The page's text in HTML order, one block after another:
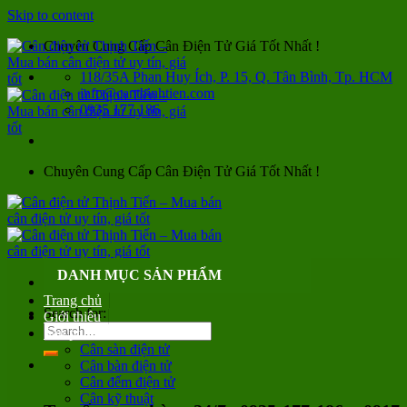
Skip to content
Chuyên Cung Cấp Cân Điện Tử Giá Tốt Nhất !
118/35A Phan Huy Ích, P. 15, Q. Tân Bình, Tp. HCM
info@canthinhtien.com
0935 177 186
Chuyên Cung Cấp Cân Điện Tử Giá Tốt Nhất !
Search for:
DANH MỤC SẢN PHẨM
Trang chủ
Giới thiệu
Sản phẩm
Cân sàn điện tử
Cân bàn điện tử
Cân đếm điện tử
Cân kỹ thuật